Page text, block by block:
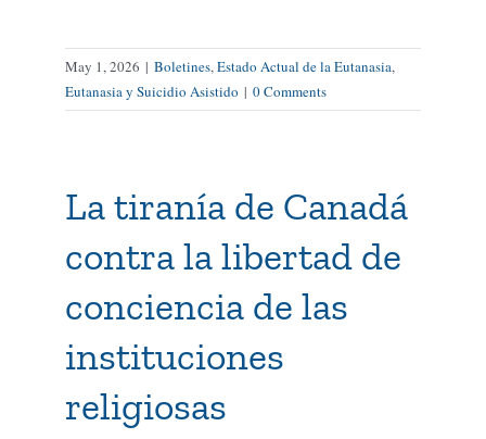
May 1, 2026 | Boletines, Estado Actual de la Eutanasia,
Eutanasia y Suicidio Asistido | 0 Comments
La tiranía de Canadá
contra la libertad de
conciencia de las
instituciones
religiosas